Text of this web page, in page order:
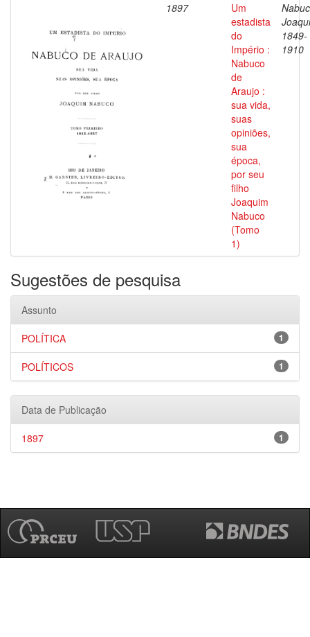
1897
Um
estadista
do
Império :
Nabuco
de
Araujo :
sua vida,
suas
opiniões,
sua
época,
por seu
filho
Joaquim
Nabuco
(Tomo
1)
1849-
1910
Sugestões de pesquisa
Assunto
1
POLÍTICA
1
POLÍTICOS
Data de Publicação
1
1897